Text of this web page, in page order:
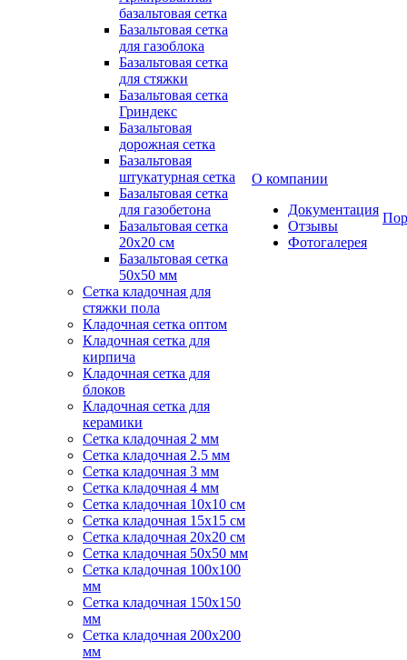
базальтовая сетка
Базальтовая сетка
для газоблока
Базальтовая сетка
для стяжки
Базальтовая сетка
Гриндекс
Базальтовая
дорожная сетка
Базальтовая
штукатурная сетка
Базальтовая сетка
для газобетона
Базальтовая сетка
20x20 см
Базальтовая сетка
50x50 мм
Сетка кладочная для
стяжки пола
Кладочная сетка оптом
Кладочная сетка для
кирпича
Кладочная сетка для
блоков
Кладочная сетка для
керамики
Сетка кладочная 2 мм
Сетка кладочная 2.5 мм
Сетка кладочная 3 мм
Сетка кладочная 4 мм
Сетка кладочная 10x10 см
Сетка кладочная 15x15 см
Сетка кладочная 20x20 см
Сетка кладочная 50x50 мм
Сетка кладочная 100x100
мм
Сетка кладочная 150x150
мм
Сетка кладочная 200x200
мм
О компании
Документация
Отзывы
Фотогалерея